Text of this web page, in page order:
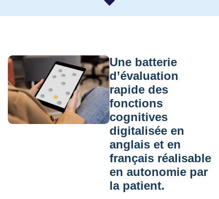
Une batterie
d’évaluation
rapide des
fonctions
cognitives
digitalisée en
anglais et en
français réalisable
en autonomie par
la patient.